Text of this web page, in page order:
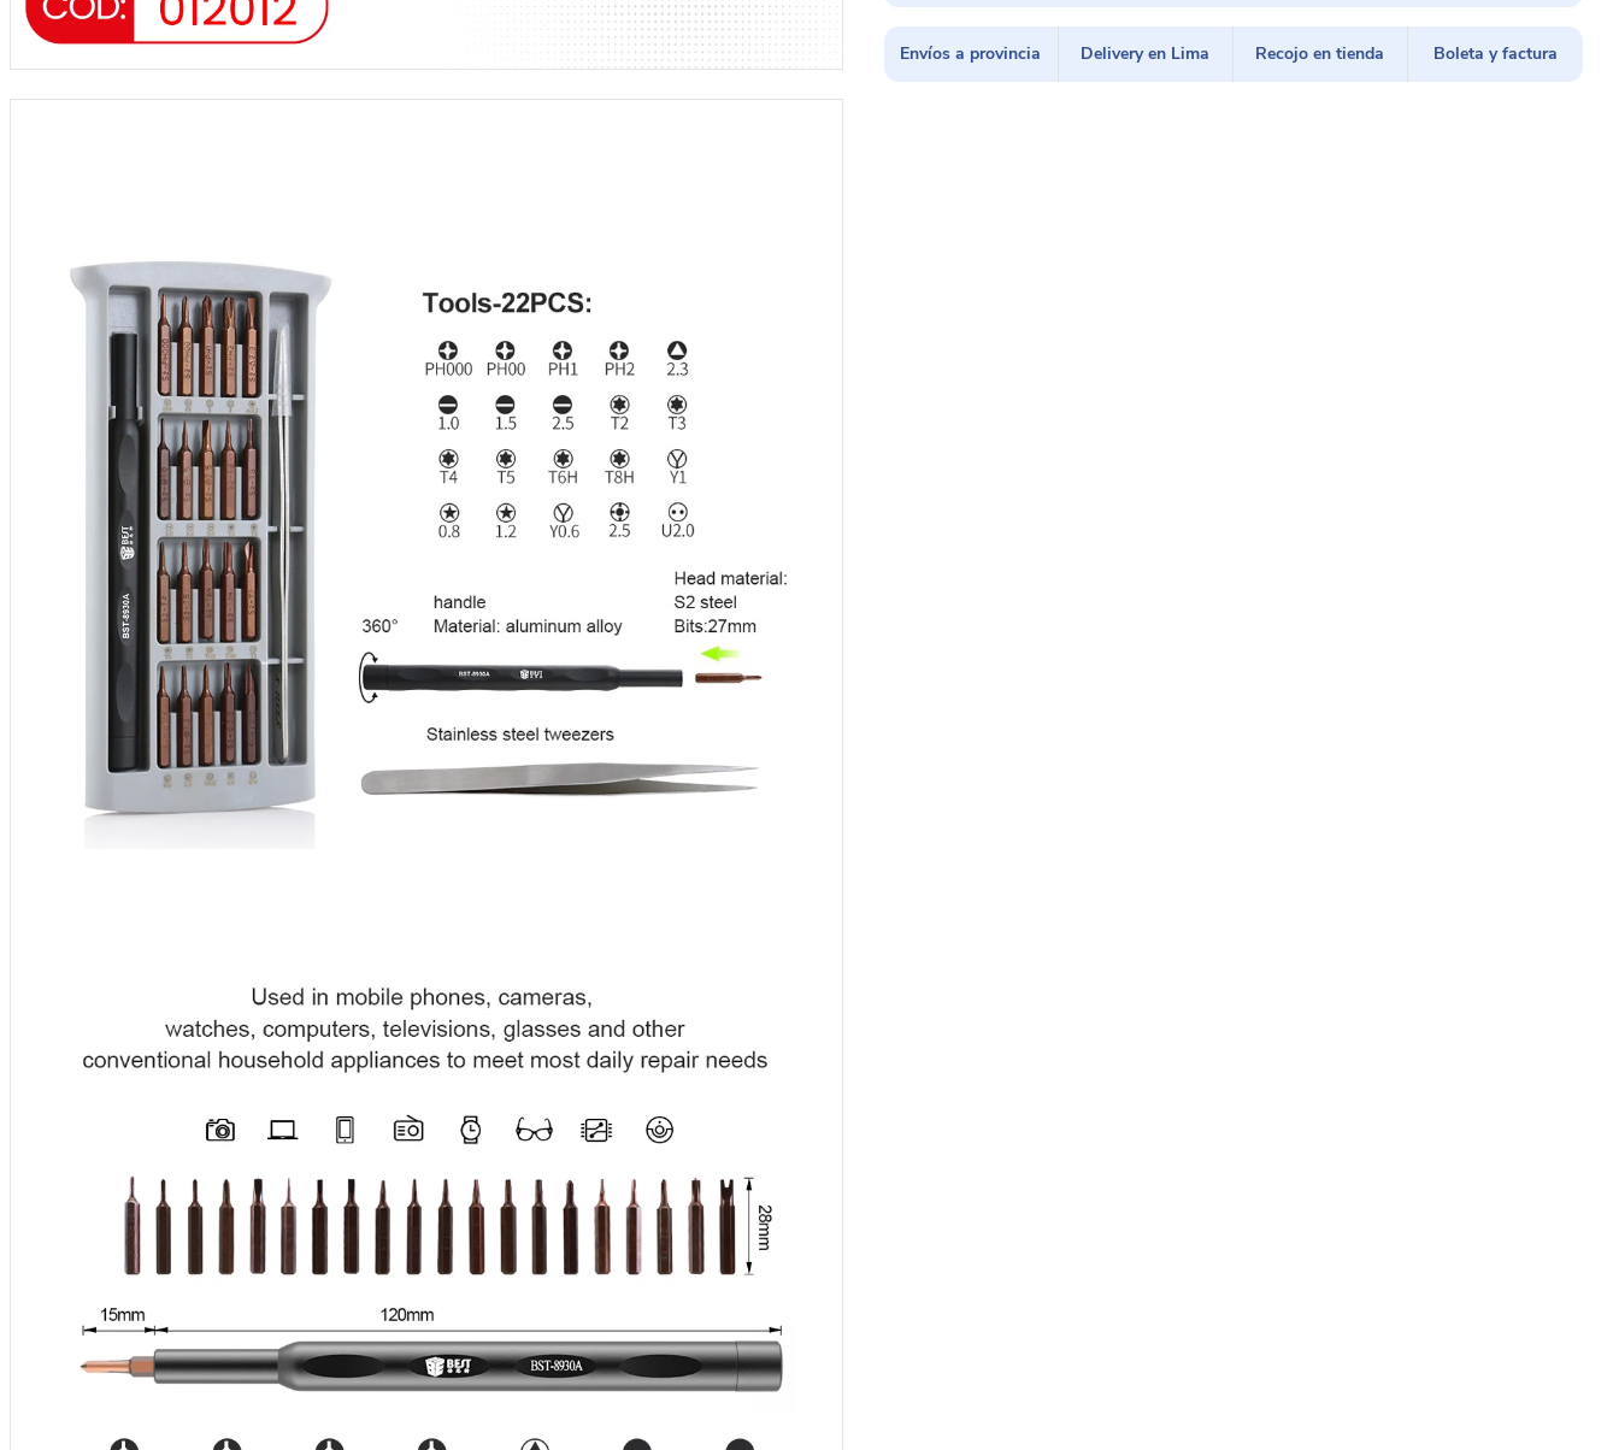
Envíos a provincia Delivery en Lima Recojo en tienda Boleta y factura